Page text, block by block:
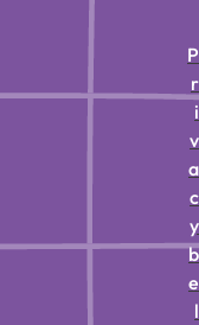
P
r
i
v
a
c
y
b
e
l